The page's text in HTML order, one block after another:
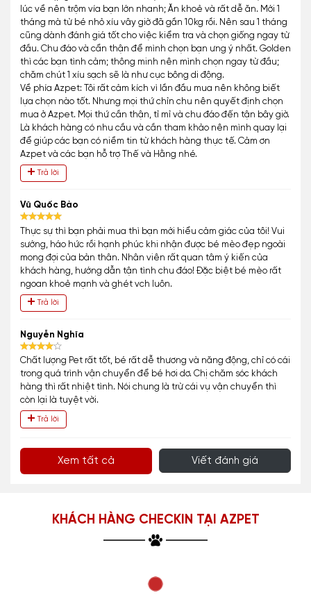
lúc về nên trộm vía bạn lớn nhanh; Ăn khoẻ và rất dễ ăn. Mới 1
tháng mà từ bé nhỏ xíu vây giờ đã gần 10kg rồi. Nên sau 1 tháng
cũng dành đánh giá tốt cho việc kiểm tra và chọn giống ngay từ
đầu. Chu đáo và cẩn thận để mình chọn bạn ưng ý nhất. Golden
thì các bạn tình cảm; thông minh nên mình chọn ngay từ đầu;
chăm chút 1 xíu sạch sẽ là như cục bông di động.
Về phía Azpet: Tôi rất cảm kích vì lần đầu mua nên không biết
lựa chọn nào tốt. Nhưng mọi thứ chỉn chu nên quyết định chọn
mua ở Azpet. Mọi thứ cần thận, tỉ mỉ và chu đáo đến tận bây giờ.
Là khách hàng có nhu cầu và cần tham khảo nên mình quay lại
để giúp các bạn có niềm tin từ khách hàng thực tế. Cảm ơn
Azpet và các bạn hỗ trợ Thế và Hằng nhé.
Trả lời
Vũ Quốc Bảo
Thực sự thì bạn phải mua thì bạn mới hiểu cảm giác của tôi! Vui
sướng, háo hức rồi hạnh phúc khi nhận được bé mèo đẹp ngoài
mong đợi của bản thân. Nhân viên rất quan tâm ý kiến của
khách hàng, hướng dẫn tận tình chu đáo! Đặc biệt bé mèo rất
ngoan khoẻ mạnh và ghét vch luôn.
Trả lời
Nguyễn Nghĩa
Chất lượng Pet rất tốt, bé rất dễ thương và năng động, chỉ có cái
trong quá trình vận chuyển để bé hơi dơ. Chị chăm sóc khách
hàng thì rất nhiệt tình. Nói chung là trừ cái vụ vận chuyển thì
còn lại là tuyệt vời.
Trả lời
Xem tất cả Viết đánh giá
KHÁCH HÀNG CHECKIN TẠI AZPET